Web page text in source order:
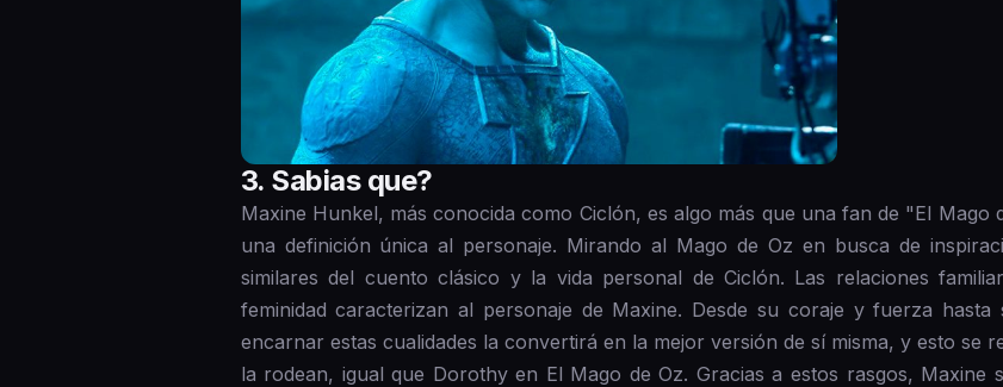
3 . Sabias que?
Maxine Hunkel, más conocida como Ciclón, es algo más que una fan de "El
una definición única al personaje. Mirando al Mago de Oz en busca de
similares del cuento clásico y la vida personal de Ciclón. Las relaciones
feminidad caracterizan al personaje de Maxine. Desde su coraje y fuerza
encarnar estas cualidades la convertirá en la mejor versión de sí misma, y esto se
la rodean, igual que Dorothy en El Mago de Oz. Gracias a estos rasgos, Maxine